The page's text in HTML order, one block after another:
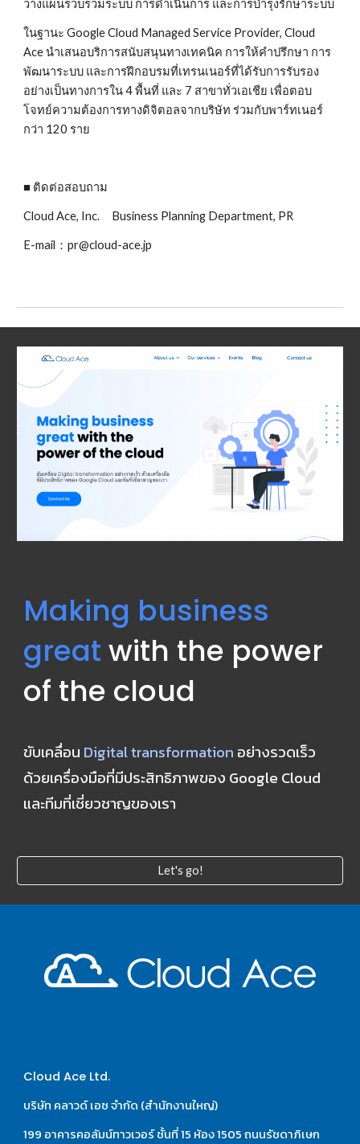
วางแผนรวบรวมระบบ การดำเนินการ และการบำรุงรักษาระบบ
ในฐานะ Google Cloud Managed Service Provider, Cloud
Ace นำเสนอบริการสนับสนุนทางเทคนิค การให้คำปรึกษา การ
พัฒนาระบบ และการฝึกอบรมที่เทรนเนอร์ที่ได้รับการรับรอง
อย่างเป็นทางการใน 4 พื้นที่ และ 7 สาขาทั่วเอเชีย เพื่อตอบ
โจทย์ความต้องการทางดิจิตอลจากบริษัท ร่วมกับพาร์ทเนอร์
กว่า 120 ราย
■ ติดต่อสอบถาม
Cloud Ace, Inc.　Business Planning Department, PR
E-mail：pr@cloud-ace.jp
Making business
great with the power
of the cloud
ขับเคลื่อน Digital transformation อย่างรวดเร็ว
ด้วยเครื่องมือที่มีประสิทธิภาพของ Google Cloud
และทีมที่เชี่ยวชาญของเรา
Let's go!
Cloud Ace Ltd.
บริษัท คลาวด์ เอซ จำกัด (สำนักงานใหญ่)
199 อาคารคอลัมน์ทาวเวอร์ ชั้นที่ 15 ห้อง 1505 ถนนรัชดาภิเษก